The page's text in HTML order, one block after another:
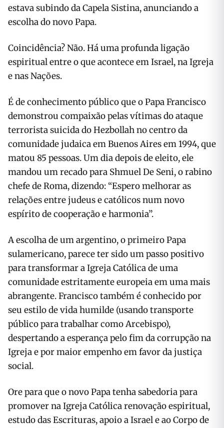
estava subindo da Capela Sistina, anunciando a
escolha do novo Papa.
Coincidência? Não. Há uma profunda ligação
espiritual entre o que acontece em Israel, na Igreja
e nas Nações.
É de conhecimento público que o Papa Francisco
demonstrou compaixão pelas vítimas do ataque
terrorista suicida do Hezbollah no centro da
comunidade judaica em Buenos Aires em 1994, que
matou 85 pessoas. Um dia depois de eleito, ele
mandou um recado para Shmuel De Seni, o rabino
chefe de Roma, dizendo: “Espero melhorar as
relações entre judeus e católicos num novo
espírito de cooperação e harmonia”.
A escolha de um argentino, o primeiro Papa
sulamericano, parece ter sido um passo positivo
para transformar a Igreja Católica de uma
comunidade estritamente europeia em uma mais
abrangente. Francisco também é conhecido por
seu estilo de vida humilde (usando transporte
público para trabalhar como Arcebispo),
despertando a esperança pelo fim da corrupção na
Igreja e por maior empenho em favor da justiça
social.
Ore para que o novo Papa tenha sabedoria para
promover na Igreja Católica renovação espiritual,
estudo das Escrituras, apoio a Israel e ao Corpo de